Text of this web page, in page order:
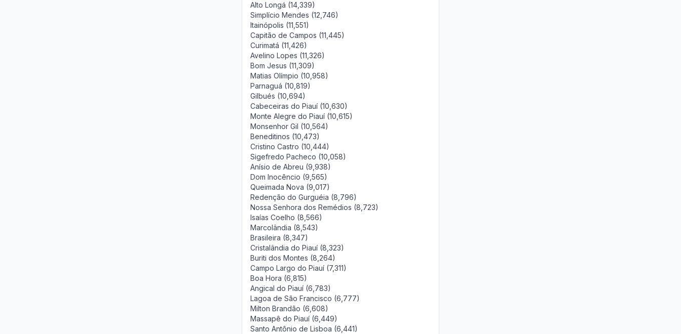
Alto Longá (14,339)
Simplício Mendes (12,746)
Itainópolis (11,551)
Capitão de Campos (11,445)
Curimatá (11,426)
Avelino Lopes (11,326)
Bom Jesus (11,309)
Matias Olímpio (10,958)
Parnaguá (10,819)
Gilbués (10,694)
Cabeceiras do Piauí (10,630)
Monte Alegre do Piauí (10,615)
Monsenhor Gil (10,564)
Beneditinos (10,473)
Cristino Castro (10,444)
Sigefredo Pacheco (10,058)
Anísio de Abreu (9,938)
Dom Inocêncio (9,565)
Queimada Nova (9,017)
Redenção do Gurguéia (8,796)
Nossa Senhora dos Remédios (8,723)
Isaías Coelho (8,566)
Marcolândia (8,543)
Brasileira (8,347)
Cristalândia do Piauí (8,323)
Buriti dos Montes (8,264)
Campo Largo do Piauí (7,311)
Boa Hora (6,815)
Angical do Piauí (6,783)
Lagoa de São Francisco (6,777)
Milton Brandão (6,608)
Massapê do Piauí (6,449)
Santo Antônio de Lisboa (6,441)